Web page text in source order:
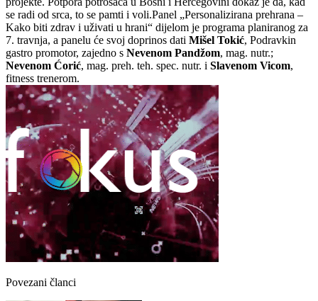
se radi od srca, to se pamti i voli.Panel „Personalizirana prehrana –
Kako biti zdrav i uživati u hrani“ dijelom je programa planiranog za
7. travnja, a panelu će svoj doprinos dati Mišel Tokić, Podravkin
gastro promotor, zajedno s Nevenom Pandžom, mag. nutr.;
Nevenom Ćorić, mag. preh. teh. spec. nutr. i Slavenom Vicom,
fitness trenerom.
Povezani članci